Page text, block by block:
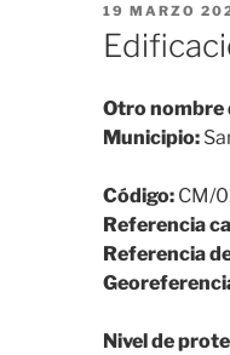
PUBLICADO
EL
19 MARZO
Otro nombre
Municipio:
Código: CM/
Referencia
Referencia
Nivel de